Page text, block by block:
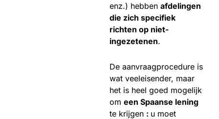
enz.) hebben afdelingen
die zich specifiek
richten op niet-
ingezetenen.
De aanvraagprocedure is
wat veeleisender, maar
het is heel goed mogelijk
om een Spaanse lening
te krijgen : u moet